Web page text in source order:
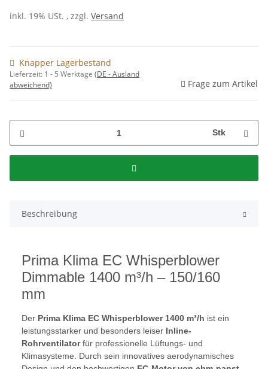
inkl. 19% USt. , zzgl. Versand
Knapper Lagerbestand
Lieferzeit: 1 - 5 Werktage (DE - Ausland
abweichend)
Frage zum Artikel
Stk
Beschreibung
Prima Klima EC Whisperblower
Dimmable 1400 m³/h – 150/160
mm
Der Prima Klima EC Whisperblower 1400 m³/h ist ein
leistungsstarker und besonders leiser Inline-
Rohrventilatorfür professionelle Lüftungs- und
Klimasysteme. Durch sein innovatives aerodynamisches